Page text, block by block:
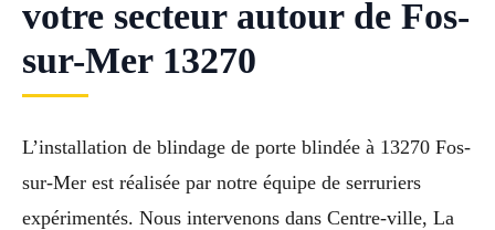
votre secteur autour de Fos-
sur-Mer 13270
L’installation de blindage de porte blindée à 13270 Fos-
sur-Mer est réalisée par notre équipe de serruriers
expérimentés. Nous intervenons dans Centre-ville, La